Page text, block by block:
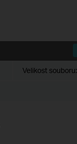
Velikost souboru: